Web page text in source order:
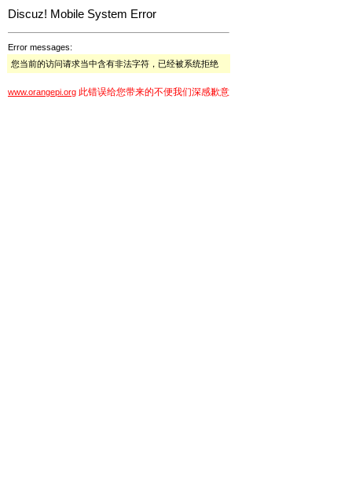
Discuz! Mobile System Error
Error messages:
您当前的访问请求当中含有非法字符，已经被系统拒绝
www.orangepi.org 此错误给您带来的不便我们深感歉意